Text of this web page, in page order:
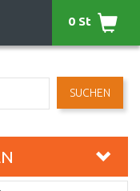
SUCHEN
0 St